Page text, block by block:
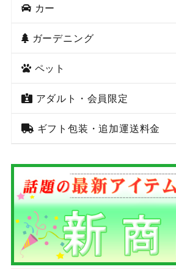
カー
ガーデニング
ペット
アダルト・会員限定
ギフト包装・追加運送料金